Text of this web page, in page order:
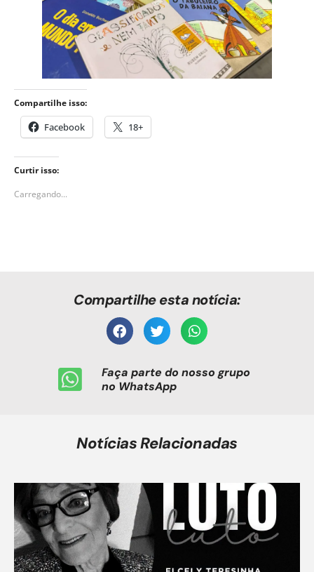
Compartilhe isso:
Facebook 18+
Curtir isso:
Carregando...
Compartilhe esta notícia:
Faça parte do nosso grupo
no WhatsApp
Notícias Relacionadas